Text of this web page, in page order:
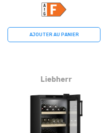
AJOUTER AU PANIER
Liebherr